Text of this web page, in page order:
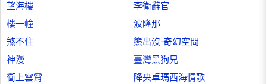
望海樓
李衛辭官
樓一幢
波隆那
煞不住
熊出沒·奇幻空間
神漫
臺灣黑狗兄
衝上雲霄
降央卓瑪西海情歌